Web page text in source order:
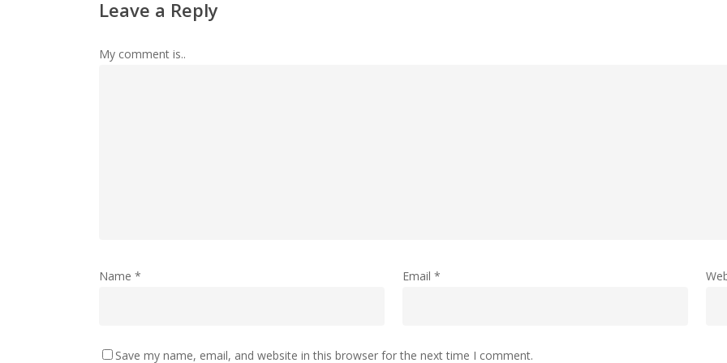
Leave a Reply
My comment is..
Name * Email *
Save my name, email, and website in this browser for the next time I comment.